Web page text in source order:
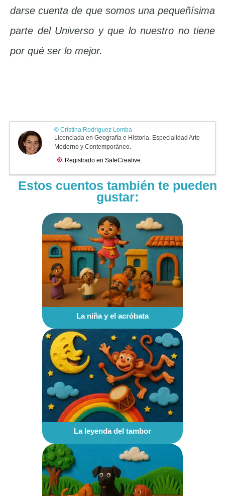
darse cuenta de que somos una pequeñísima
parte del Universo y que lo nuestro no tiene
por qué ser lo mejor.
Estos cuentos también te pueden
gustar:
La niña y el acróbata
La leyenda del tambor